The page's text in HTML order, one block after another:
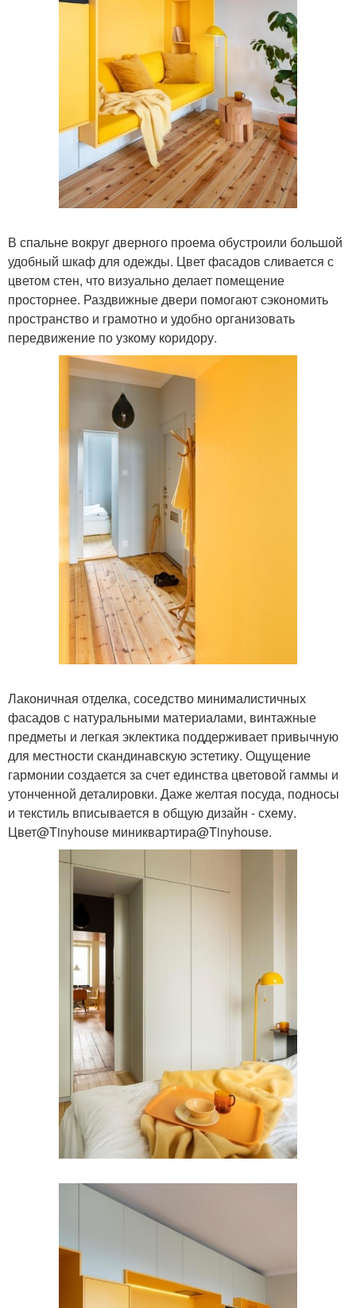
В спальне вокруг дверного проема обустроили большой
удобный шкаф для одежды. Цвет фасадов сливается с
цветом стен, что визуально делает помещение
просторнее. Раздвижные двери помогают сэкономить
пространство и грамотно и удобно организовать
передвижение по узкому коридору.
Лаконичная отделка, соседство минималистичных
фасадов с натуральными материалами, винтажные
предметы и легкая эклектика поддерживает привычную
для местности скандинавскую эстетику. Ощущение
гармонии создается за счет единства цветовой гаммы и
утонченной деталировки. Даже желтая посуда, подносы
и текстиль вписывается в общую дизайн - схему.
Цвет@Tinyhouse миниквартира@Tinyhouse.